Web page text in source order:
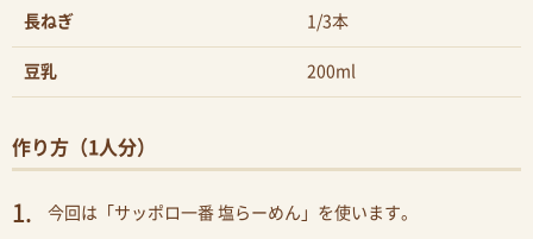
長ねぎ 1/3本
豆乳 200ml
作り方（1人分）
今回は「サッポロ一番 塩らーめん」を使います。